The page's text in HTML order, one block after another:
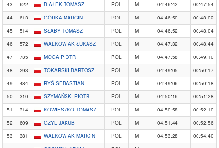
43
622 BIAŁEK TOMASZ POL M 04:46:42
00:47:54
44
613 GÓRKA MARCIN POL M 04:46:50
00:48:02
45
514 SŁABY TOMASZ POL M 04:46:52
00:48:04
46
572 WALKOWIAK ŁUKASZ POL M 04:47:32
00:48:44
47
735 MOGA PIOTR POL M 04:47:58
00:49:10
48
293 TOKARSKI BARTOSZ POL M 04:49:05
00:50:17
49
484 RYŚ SEBASTIAN POL M 04:49:06
00:50:18
50
310 SZYMAŃSKI PIOTR POL M 04:50:16
00:51:28
51
314 KOWIESZKO TOMASZ POL M 04:50:58
00:52:10
52
609 GZYL JAKUB POL M 04:51:44
00:52:56
53
381 WALKOWIAK MARCIN POL M 04:53:28
00:54:40